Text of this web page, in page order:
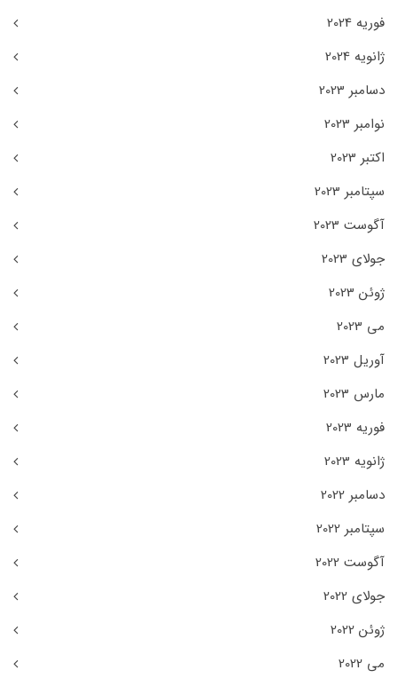
فوریه 2024
ژانویه 2024
دسامبر 2023
نوامبر 2023
اکتبر 2023
سپتامبر 2023
آگوست 2023
جولای 2023
ژوئن 2023
می 2023
آوریل 2023
مارس 2023
فوریه 2023
ژانویه 2023
دسامبر 2022
سپتامبر 2022
آگوست 2022
جولای 2022
ژوئن 2022
می 2022